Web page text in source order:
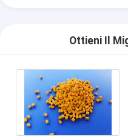
Ottieni Il